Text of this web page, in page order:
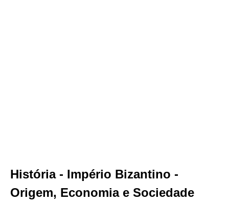
História - Império Bizantino -
Origem, Economia e Sociedade